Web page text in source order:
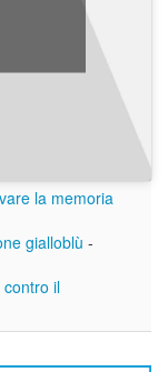
la memoria
gialloblù -
contro il